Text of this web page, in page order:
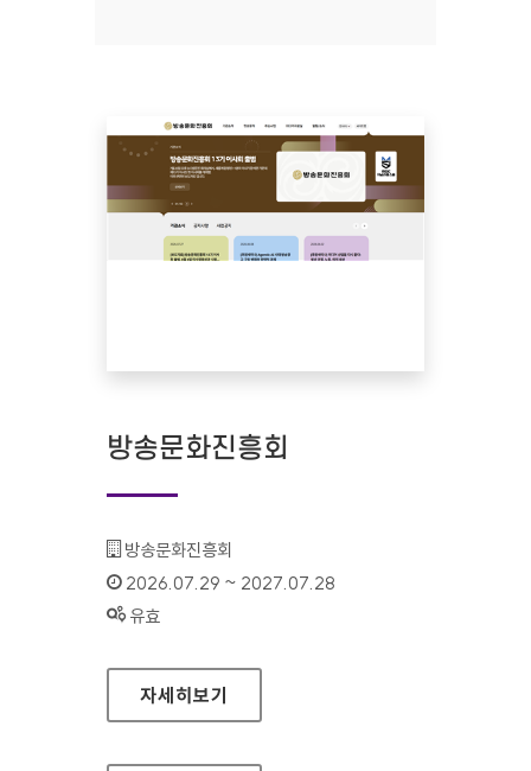
방송문화진흥회
기관명 :
방송문화진흥회
인증기간 :
2026.07.29 ~ 2027.07.28
상태 :
유효
방송문화진흥회
자세히보기